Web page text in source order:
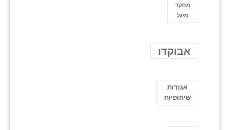
מחקר
מיגל
אבוקדו
אגודות
שיתופיות